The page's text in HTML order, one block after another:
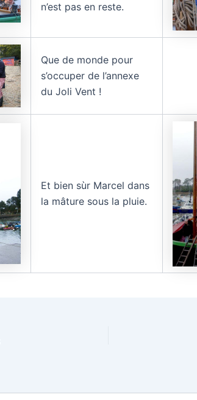
n’est pas en reste.
Que de monde pour
s’occuper de l’annexe
du Joli Vent !
Et bien sùr Marcel dans
la mâture sous la pluie.